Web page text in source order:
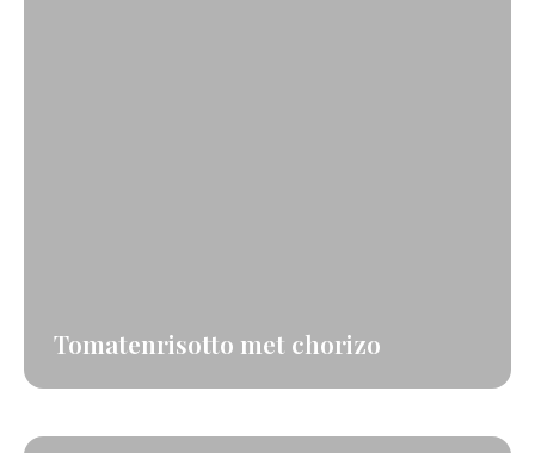
Tomatenrisotto met chorizo